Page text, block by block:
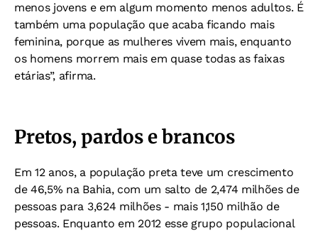
menos jovens e em algum momento menos adultos. É
também uma população que acaba ficando mais
feminina, porque as mulheres vivem mais, enquanto
os homens morrem mais em quase todas as faixas
etárias”, afirma.
Pretos, pardos e brancos
Em 12 anos, a população preta teve um crescimento
de 46,5% na Bahia, com um salto de 2,474 milhões de
pessoas para 3,624 milhões - mais 1,150 milhão de
pessoas. Enquanto em 2012 esse grupo populacional